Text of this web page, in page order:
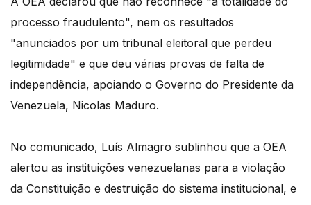
processo fraudulento", nem os resultados
"anunciados por um tribunal eleitoral que perdeu
legitimidade" e que deu várias provas de falta de
independência, apoiando o Governo do Presidente da
Venezuela, Nicolas Maduro.
No comunicado, Luís Almagro sublinhou que a OEA
alertou as instituições venezuelanas para a violação
da Constituição e destruição do sistema institucional, e